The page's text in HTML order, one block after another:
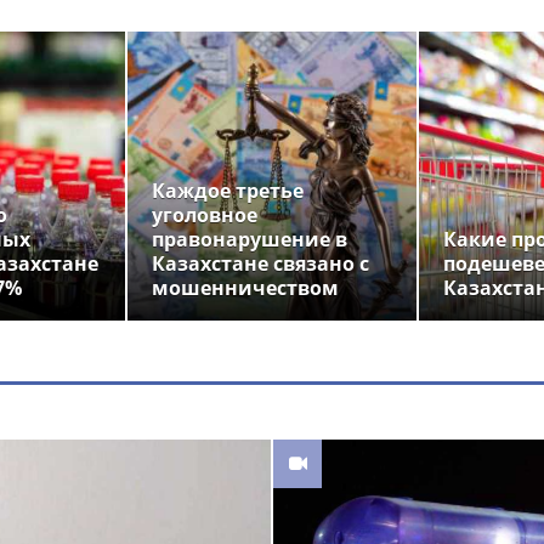
Каждое третье
уголовное
правонарушение в
Казахстане связано с
мошенничеством
Какие